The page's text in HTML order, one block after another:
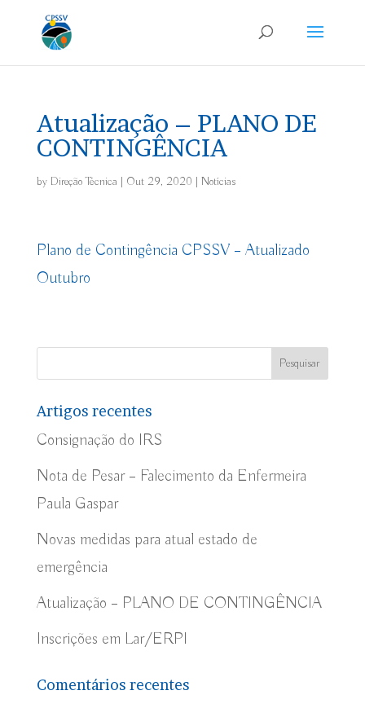
Atualização – PLANO DE
CONTINGÊNCIA
by Direção Técnica | Out 29, 2020 | Notícias
Plano de Contingência CPSSV – Atualizado
Outubro
Artigos recentes
Consignação do IRS
Nota de Pesar – Falecimento da Enfermeira
Paula Gaspar
Novas medidas para atual estado de
emergência
Atualização – PLANO DE CONTINGÊNCIA
Inscrições em Lar/ERPI
Comentários recentes